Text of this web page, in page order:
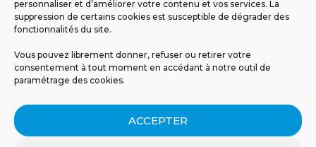
personnaliser et d’améliorer votre contenu et vos services. La
suppression de certains cookies est susceptible de dégrader des
fonctionnalités du site.
Vous pouvez librement donner, refuser ou retirer votre
consentement à tout moment en accédant à notre outil de
paramétrage des cookies.
ACCEPTER
MENTIONS LÉGALES PUBLICITÉ
BLOG
NOS ÉMISSIONS
POLITIQUE DE CONFIDENTIALITÉ
CONTACT